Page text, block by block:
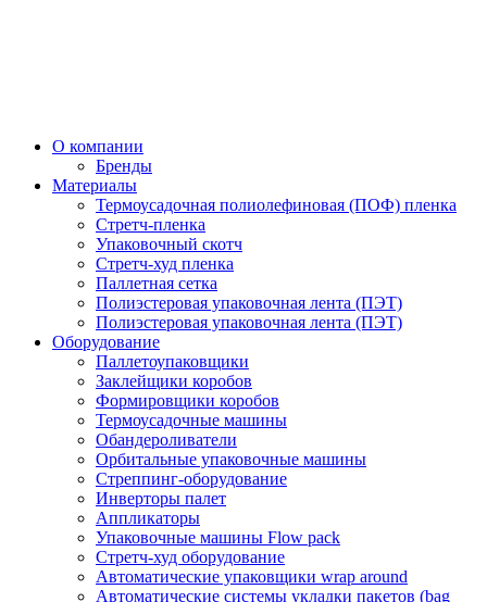
О компании
Бренды
Материалы
Термоусадочная полиолефиновая (ПОФ) пленка
Стретч-пленка
Упаковочный скотч
Стретч-худ пленка
Паллетная сетка
Полиэстеровая упаковочная лента (ПЭТ)
Полиэстеровая упаковочная лента (ПЭТ)
Оборудование
Паллетоупаковщики
Заклейщики коробов
Формировщики коробов
Термоусадочные машины
Обандероливатели
Орбитальные упаковочные машины
Стреппинг-оборудование
Инверторы палет
Аппликаторы
Упаковочные машины Flow pack
Стретч-худ оборудование
Автоматические упаковщики wrap around
Автоматические системы укладки пакетов (bag